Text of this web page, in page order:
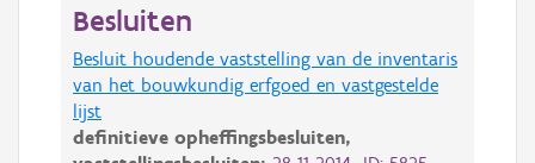
Besluiten
Besluit houdende vaststelling van de inventaris
van het bouwkundig erfgoed en vastgestelde
lijst
definitieve opheffingsbesluiten,